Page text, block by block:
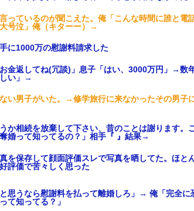
っているのが聞こえた。俺「こんな時間に誰と電
号泣」俺（キターー）→
に1000万の慰謝料請求した
金返してね(冗談)」息子「はい、3000万円」→数
い」→
い男子がいた。→修学旅行に来なかったその男子
か相続を放棄して下さい、昔のことは謝ります。
婚って知ってるの？」相手『 』結果→
を保存して顔面評価スレで写真を晒してた。ほと
評価で苦々しく思った
思うなら慰謝料を払って離婚しろ」→ 俺「完全に
て知ってる？」